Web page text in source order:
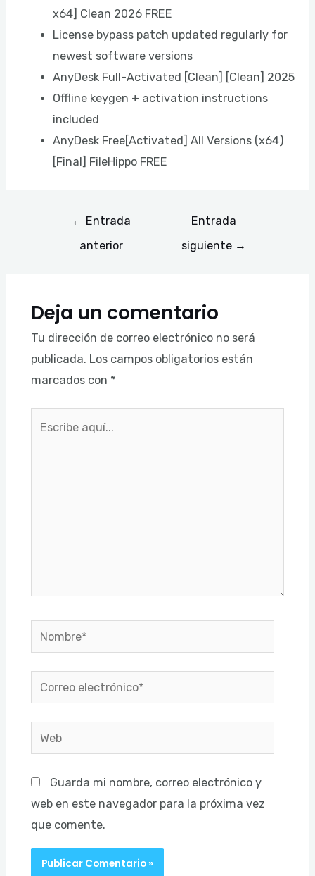
x64] Clean 2026 FREE
License bypass patch updated regularly for
newest software versions
AnyDesk Full-Activated [Clean] [Clean] 2025
Offline keygen + activation instructions
included
AnyDesk Free[Activated] All Versions (x64)
[Final] FileHippo FREE
← Entrada
anterior
Entrada
siguiente →
Deja un comentario
Tu dirección de correo electrónico no será
publicada. Los campos obligatorios están
marcados con *
Nombre*
Correo
electrónico*
Web
Guarda mi nombre, correo electrónico y
web en este navegador para la próxima vez
que comente.